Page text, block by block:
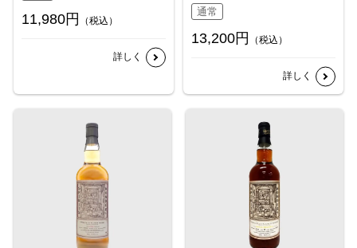
11,980円 （税込）
詳しく
通常
13,200円 （税込）
詳しく